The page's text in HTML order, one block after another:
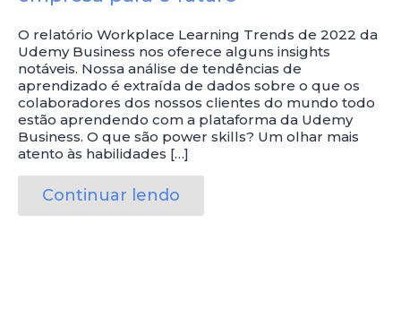
O relatório Workplace Learning Trends de 2022 da
Udemy Business nos oferece alguns insights
notáveis. Nossa análise de tendências de
aprendizado é extraída de dados sobre o que os
colaboradores dos nossos clientes do mundo todo
estão aprendendo com a plataforma da Udemy
Business. O que são power skills? Um olhar mais
atento às habilidades […]
Continuar lendo